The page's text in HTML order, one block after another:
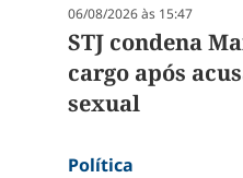
06/08/2026 às 15:47
STJ condena
cargo após
sexual
Política